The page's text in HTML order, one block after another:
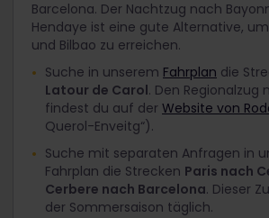
Barcelona. Der Nachtzug nach
Hendaye ist eine gute Alternative,
und Bilbao zu erreichen.
Suche in unserem Fahrplan die
Latour de Carol. Den Regionalzug
findest du auf der Website von
Querol-Enveitg“).
Suche mit separaten Anfragen in
Fahrplan die Strecken Paris nach
Cerbere nach Barcelona. Dieser
der Sommersaison täglich.